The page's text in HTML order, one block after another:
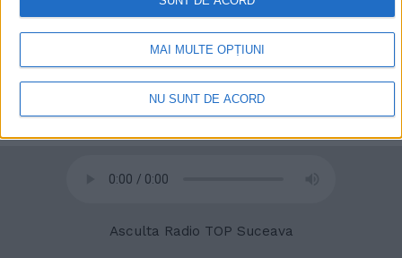
retrageți consimțământul în orice moment, revenind la acest site
și făcând clic pe butonul "Confidențialitate" din partea de jos a
paginii web.
MAI MULTE OPȚIUNI
NU SUNT DE ACORD
Asculta Radio TOP Suceava